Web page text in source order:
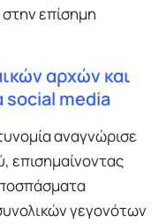
επίσημη
αρχών και
social media
αναγνώρισε
επισημαίνοντας
γεγονότων